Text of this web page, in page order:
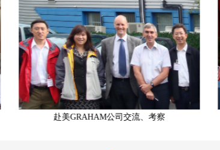
2023年与美国KBR公司达成战略合作